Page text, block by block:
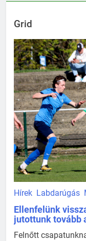
Grid
Hírek Labdarúgás
Ellenfelünk
jutottunk tovább
Felnőtt